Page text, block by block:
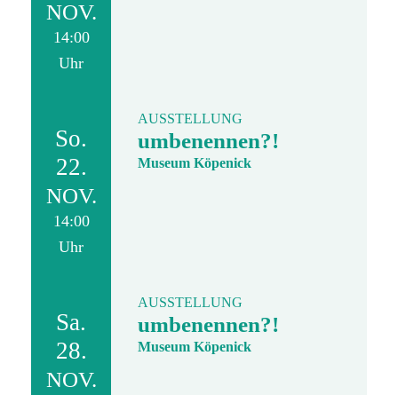
NOV.
14:00
Uhr
So.
22.
NOV.
14:00
Uhr
AUSSTELLUNG
umbenennen?!
Museum Köpenick
Sa.
28.
NOV.
AUSSTELLUNG
umbenennen?!
Museum Köpenick